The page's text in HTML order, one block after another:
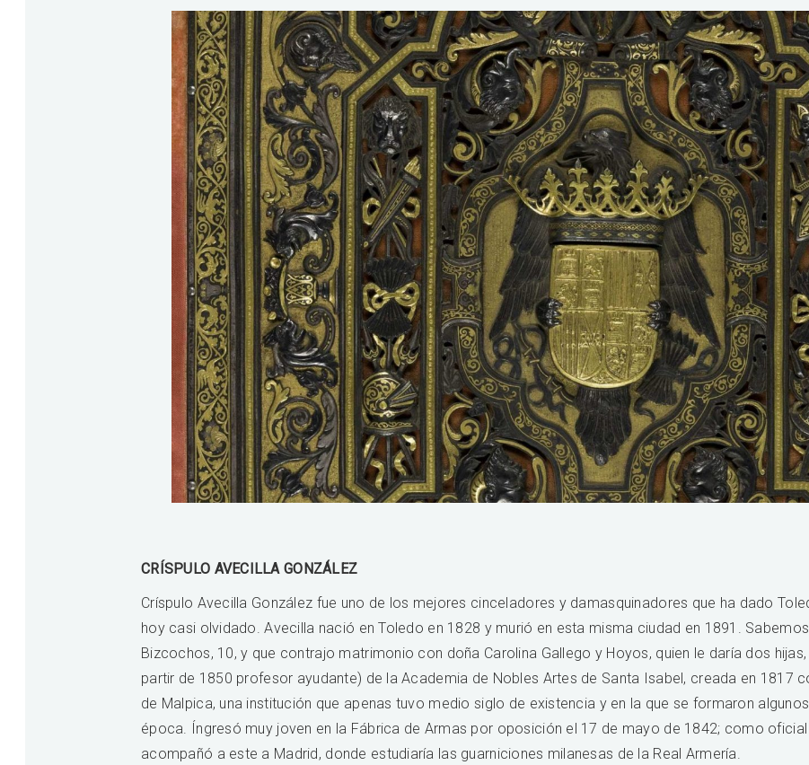
CRÍSPULO AVECILLA GONZÁLEZ
Críspulo Avecilla González fue uno de los mejores cinceladores y damasquinadores que ha dado
hoy casi olvidado. Avecilla nació en Toledo en 1828 y murió en esta misma ciudad en 1891.
Bizcochos, 10, y que contrajo matrimonio con doña Carolina Gallego y Hoyos, quien le daría dos
partir de 1850 profesor ayudante) de la Academia de Nobles Artes de Santa Isabel, creada en 1817
de Malpica, una institución que apenas tuvo medio siglo de existencia y en la que se formaron
época. Íngresó muy joven en la Fábrica de Armas por oposición el 17 de mayo de 1842; como
acompañó a este a Madrid, donde estudiaría las guarniciones milanesas de la Real Armería.